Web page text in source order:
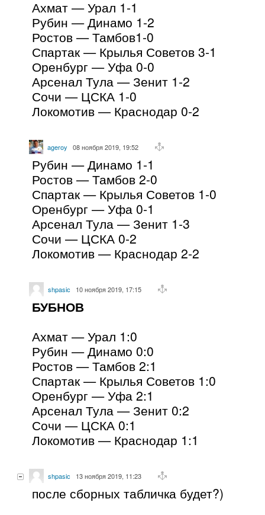
Ахмат — Урал 1-1
Рубин — Динамо 1-2
Ростов — Тамбов1-0
Спартак — Крылья Советов 3-1
Оренбург — Уфа 0-0
Арсенал Тула — Зенит 1-2
Сочи — ЦСКА 1-0
Локомотив — Краснодар 0-2
ageroy 08 ноября 2019, 19:52
Рубин — Динамо 1-1
Ростов — Тамбов 2-0
Спартак — Крылья Советов 1-0
Оренбург — Уфа 0-1
Арсенал Тула — Зенит 1-3
Сочи — ЦСКА 0-2
Локомотив — Краснодар 2-2
shpasic 10 ноября 2019, 17:15
БУБНОВ
Ахмат — Урал 1:0
Рубин — Динамо 0:0
Ростов — Тамбов 2:1
Спартак — Крылья Советов 1:0
Оренбург — Уфа 2:1
Арсенал Тула — Зенит 0:2
Сочи — ЦСКА 0:1
Локомотив — Краснодар 1:1
shpasic 13 ноября 2019, 11:23
после сборных табличка будет?)